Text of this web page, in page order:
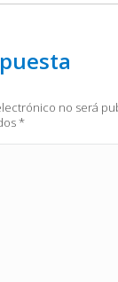
no será
*